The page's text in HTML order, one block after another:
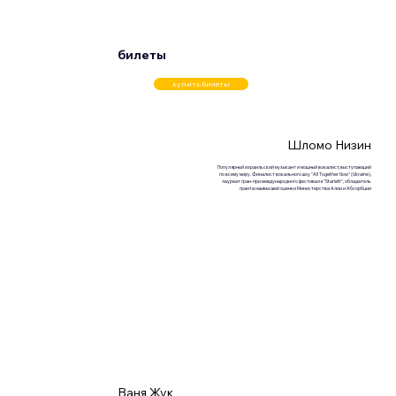
Популярный израильский музыкант и мощный вокалист, выступающий
по всему миру. Финалист вокального шоу "All Together Now" (Ukraine),
лауреат гран-при международного фестиваля "Starlett", обладатель
гранта наивысшей оценки Министерства Алии и Абсорбции
Шломо Низин
Ваня Жук
билеты
купить билеты